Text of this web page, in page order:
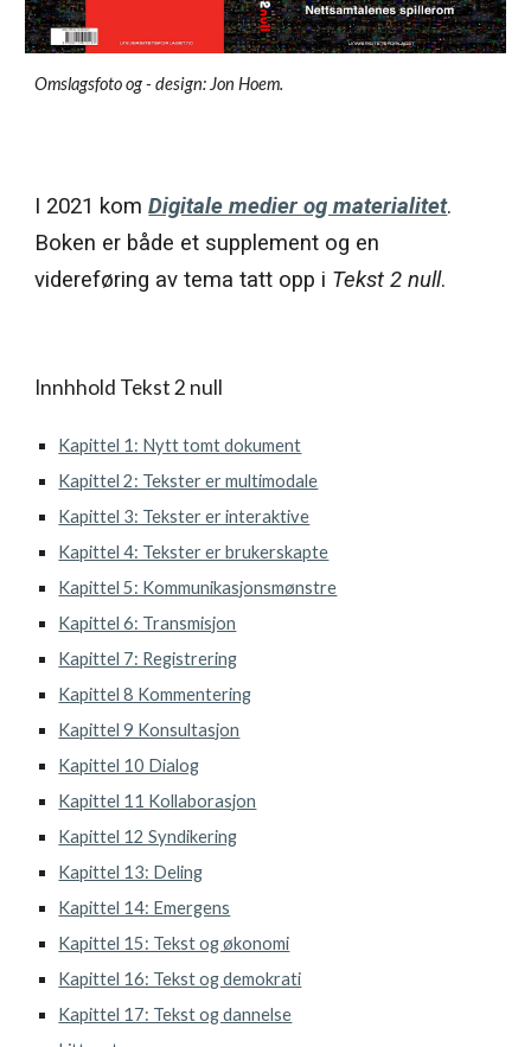
Omslagsfoto og - design: Jon Hoem.
I 2021 kom Digitale medier og materialitet
Boken er både et supplement og en
videreføring av tema tatt opp i Tekst 2 null.
Innhhold Tekst 2 null
Kapittel 1: Nytt tomt dokument
Kapittel 2: Tekster er multimodale
Kapittel 3: Tekster er interaktive
Kapittel 4: Tekster er brukerskapte
Kapittel 5: Kommunikasjonsmønstre
Kapittel 6: Transmisjon
Kapittel 7: Registrering
Kapittel 8 Kommentering
Kapittel 9 Konsultasjon
Kapittel 10 Dialog
Kapittel 11 Kollaborasjon
Kapittel 12 Syndikering
Kapittel 13: Deling
Kapittel 14: Emergens
Kapittel 15: Tekst og økonomi
Kapittel 16: Tekst og demokrati
Kapittel 17: Tekst og dannelse